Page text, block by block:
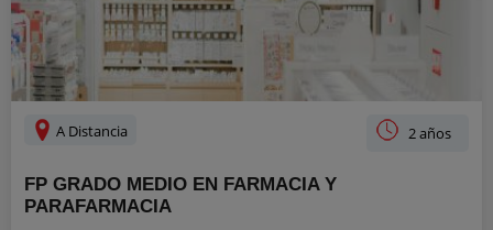
A Distancia 2 años
FP GRADO MEDIO EN FARMACIA Y
PARAFARMACIA